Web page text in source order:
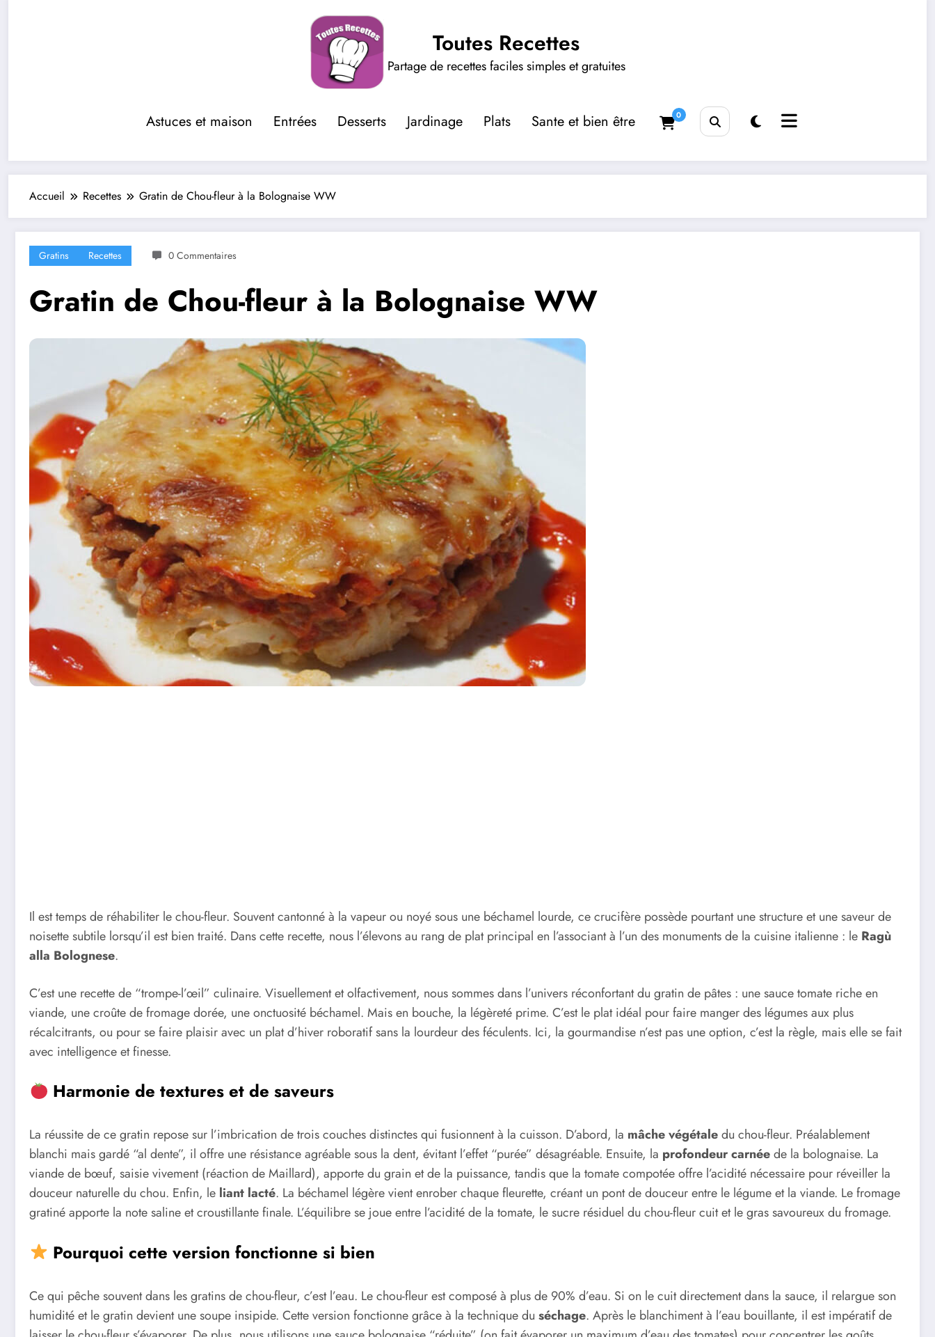
Toutes Recettes
Partage de recettes faciles simples et gratuites
Astuces et maison Entrées Desserts Jardinage Plats Sante et bien être 0
Accueil Recettes Gratin de Chou-fleur à la Bolognaise WW
Gratins Recettes 0 Commentaires
Gratin de Chou-fleur à la Bolognaise WW
Il est temps de réhabiliter le chou-fleur. Souvent cantonné à la vapeur ou noyé sous une béchamel lourde, ce crucifère possède pourtant une structure et une saveur de
noisette subtile lorsqu’il est bien traité. Dans cette recette, nous l’élevons au rang de plat principal en l’associant à l’un des monuments de la cuisine italienne : le Ragù
alla Bolognese.
C’est une recette de “trompe-l’œil” culinaire. Visuellement et olfactivement, nous sommes dans l’univers réconfortant du gratin de pâtes : une sauce tomate riche en
viande, une croûte de fromage dorée, une onctuosité béchamel. Mais en bouche, la légèreté prime. C’est le plat idéal pour faire manger des légumes aux plus
récalcitrants, ou pour se faire plaisir avec un plat d’hiver roboratif sans la lourdeur des féculents. Ici, la gourmandise n’est pas une option, c’est la règle, mais elle se fait
avec intelligence et finesse.
Harmonie de textures et de saveurs
La réussite de ce gratin repose sur l’imbrication de trois couches distinctes qui fusionnent à la cuisson. D’abord, la mâche végétaledu chou-fleur. Préalablement
blanchi mais gardé “al dente”, il offre une résistance agréable sous la dent, évitant l’effet “purée” désagréable. Ensuite, la profondeur carnéede la bolognaise. La
viande de bœuf, saisie vivement (réaction de Maillard), apporte du grain et de la puissance, tandis que la tomate compotée offre l’acidité nécessaire pour réveiller la
douceur naturelle du chou. Enfin, le liant lacté. La béchamel légère vient enrober chaque fleurette, créant un pont de douceur entre le légume et la viande. Le fromage
gratiné apporte la note saline et croustillante finale. L’équilibre se joue entre l’acidité de la tomate, le sucre résiduel du chou-fleur cuit et le gras savoureux du fromage.
Pourquoi cette version fonctionne si bien
Ce qui pêche souvent dans les gratins de chou-fleur, c’est l’eau. Le chou-fleur est composé à plus de 90% d’eau. Si on le cuit directement dans la sauce, il relargue son
humidité et le gratin devient une soupe insipide. Cette version fonctionne grâce à la technique du séchage. Après le blanchiment à l’eau bouillante, il est impératif de